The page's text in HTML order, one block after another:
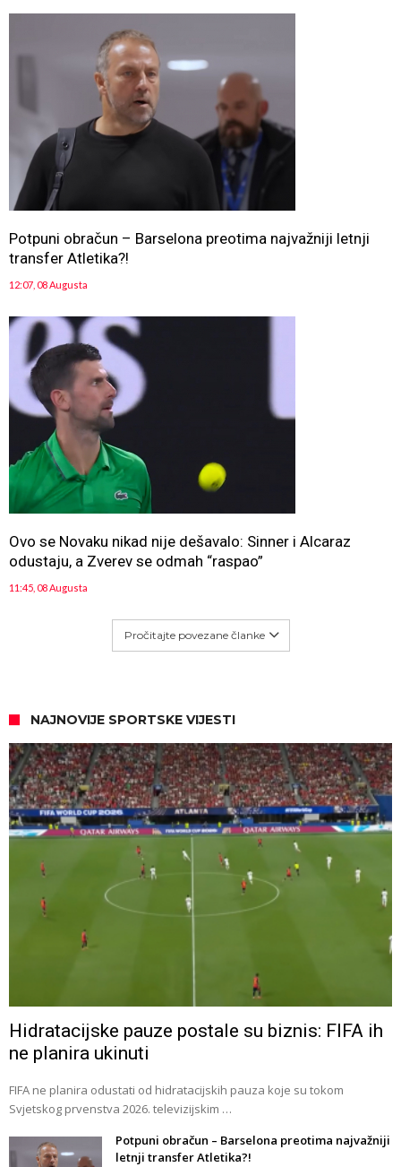
Potpuni obračun – Barselona preotima najvažniji letnji
transfer Atletika?!
12:07, 08 Augusta
Ovo se Novaku nikad nije dešavalo: Sinner i Alcaraz
odustaju, a Zverev se odmah “raspao”
11:45, 08 Augusta
Pročitajte povezane članke
NAJNOVIJE SPORTSKE VIJESTI
Hidratacijske pauze postale su biznis: FIFA ih
ne planira ukinuti
FIFA ne planira odustati od hidratacijskih pauza koje su tokom
Svjetskog prvenstva 2026. televizijskim …
Potpuni obračun – Barselona preotima najvažniji
letnji transfer Atletika?!